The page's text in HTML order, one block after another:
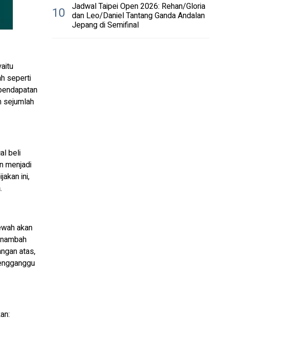
seperti
sejumlah
beli
menjadi
ini,
akan
atas,
10 Jadwal Taipei Open 2026: Rehan/Gloria
dan Leo/Daniel Tantang Ganda Andalan
Jepang di Semifinal